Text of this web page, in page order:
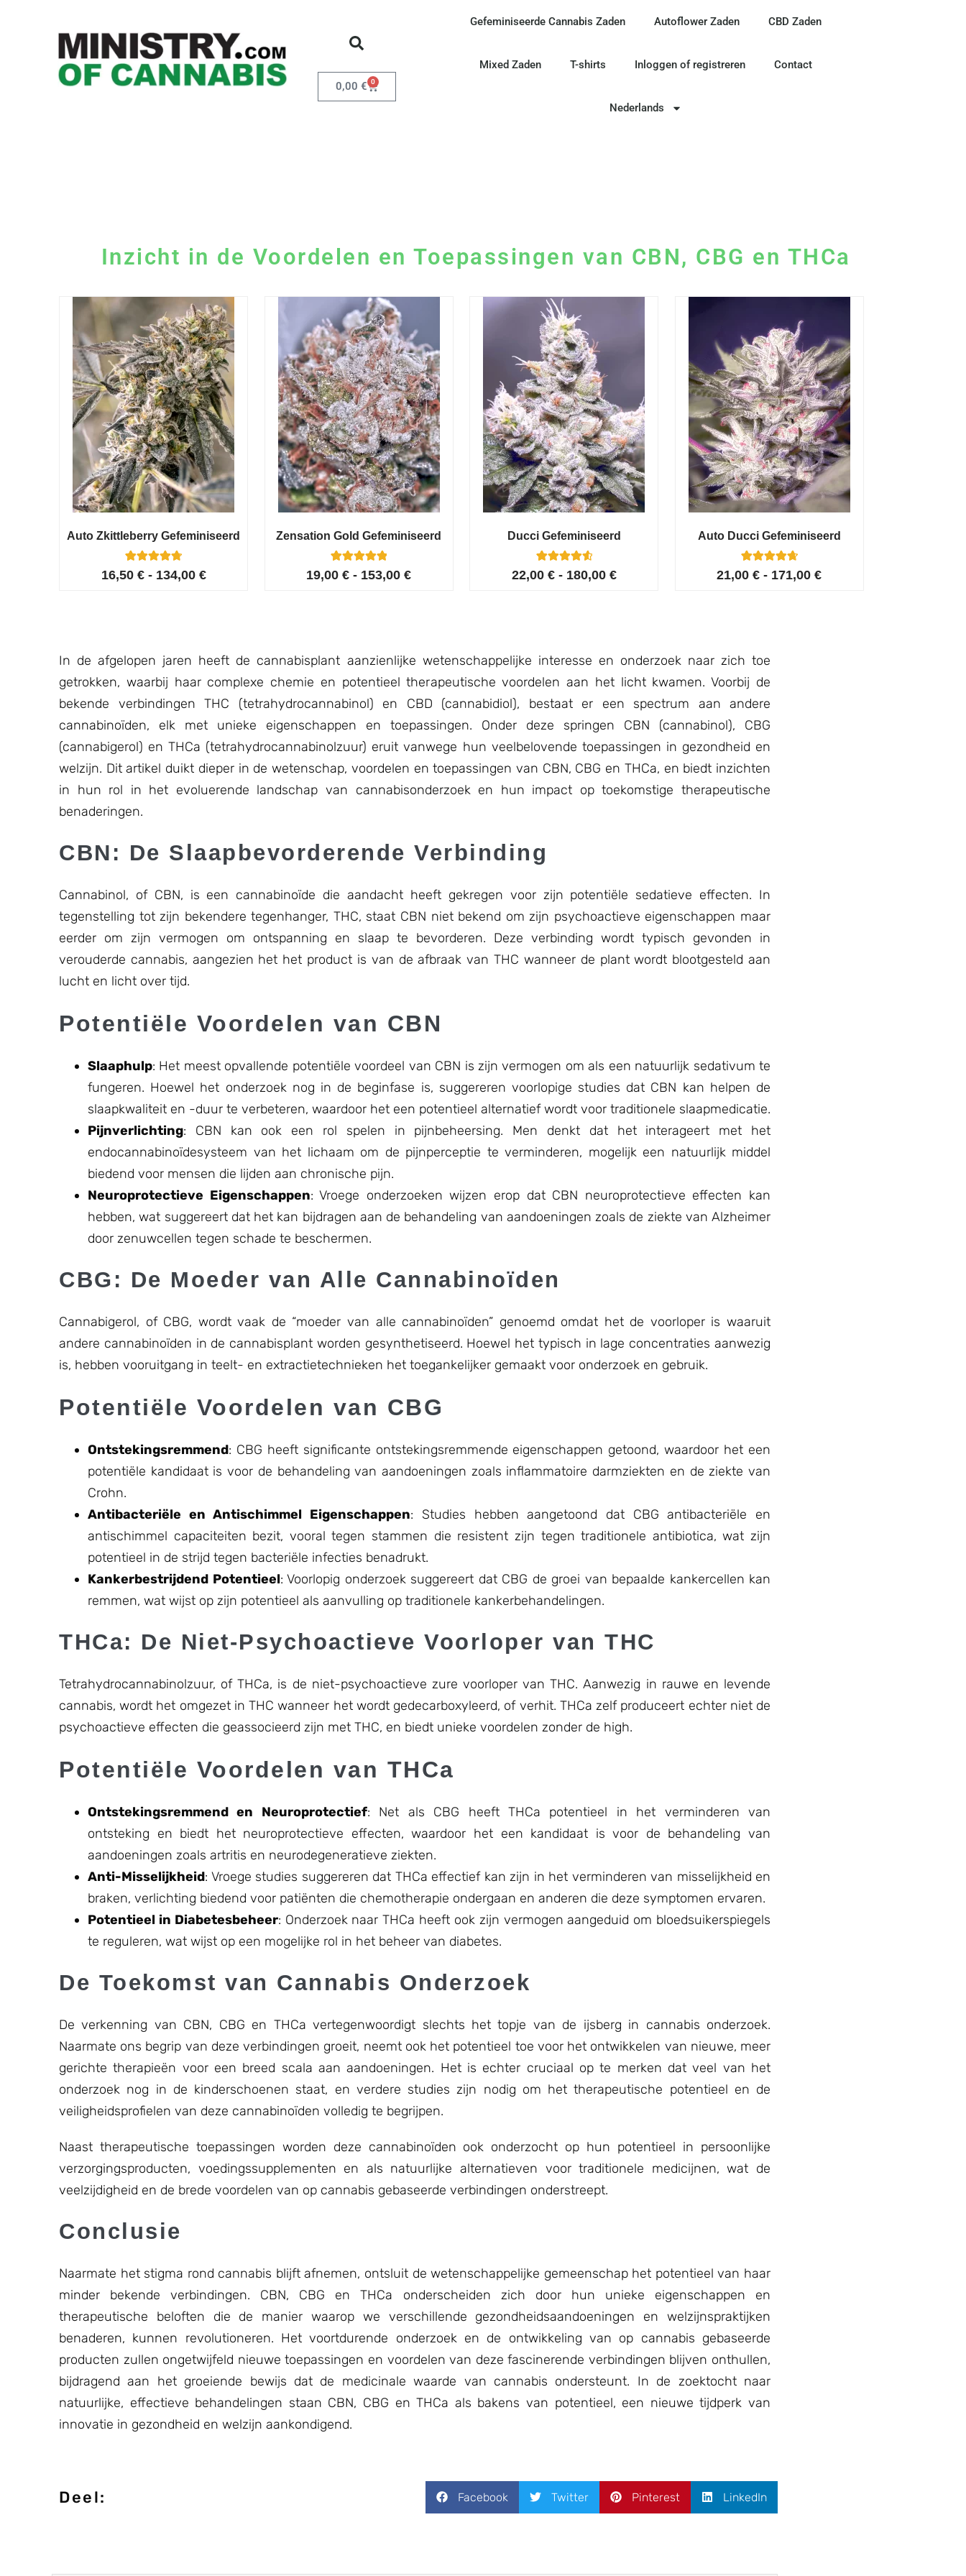
0,00 € 0
Gefeminiseerde Cannabis Zaden Autoflower Zaden CBD Zaden
Mixed Zaden T-shirts Inloggen of registreren Contact
Nederlands
Inzicht in de Voordelen en Toepassingen van CBN, CBG en THCa
Auto Zkittleberry Gefeminiseerd
Gewaardeerd
4.80
5
16,50 € - 134,00 €
Zensation Gold Gefeminiseerd
Gewaardeerd
5.00
6
19,00€ - 153,00€
Ducci Gefeminiseerd
Gewaardeer
6
22,00 € - 180,00 €
Auto Ducci Gefeminiseerd
Gewaardeerd
4.75
4
21,00€ - 171,00€
In de afgelopen jaren heeft de cannabisplant aanzienlijke wetenschappelijke interesse en onderzoek naar zich toe
getrokken, waarbij haar complexe chemie en potentieel therapeutische voordelen aan het licht kwamen. Voorbij de
bekende verbindingen THC (tetrahydrocannabinol) en CBD (cannabidiol), bestaat er een spectrum aan andere
cannabinoïden, elk met unieke eigenschappen en toepassingen. Onder deze springen CBN (cannabinol), CBG
(cannabigerol) en THCa (tetrahydrocannabinolzuur) eruit vanwege hun veelbelovende toepassingen in gezondheid en
welzijn. Dit artikel duikt dieper in de wetenschap, voordelen en toepassingen van CBN, CBG en THCa, en biedt inzichten
in hun rol in het evoluerende landschap van cannabisonderzoek en hun impact op toekomstige therapeutische
benaderingen.
CBN: De Slaapbevorderende Verbinding
Cannabinol, of CBN, is een cannabinoïde die aandacht heeft gekregen voor zijn potentiële sedatieve effecten. In
tegenstelling tot zijn bekendere tegenhanger, THC, staat CBN niet bekend om zijn psychoactieve eigenschappen maar
eerder om zijn vermogen om ontspanning en slaap te bevorderen. Deze verbinding wordt typisch gevonden in
verouderde cannabis, aangezien het het product is van de afbraak van THC wanneer de plant wordt blootgesteld aan
lucht en licht over tijd.
Potentiële Voordelen van CBN
Slaaphulp: Het meest opvallende potentiële voordeel van CBN is zijn vermogen om als een natuurlijk sedativum te
fungeren. Hoewel het onderzoek nog in de beginfase is, suggereren voorlopige studies dat CBN kan helpen de
slaapkwaliteit en -duur te verbeteren, waardoor het een potentieel alternatief wordt voor traditionele slaapmedicatie.
Pijnverlichting: CBN kan ook een rol spelen in pijnbeheersing. Men denkt dat het interageert met het
endocannabinoïdesysteem van het lichaam om de pijnperceptie te verminderen, mogelijk een natuurlijk middel
biedend voor mensen die lijden aan chronische pijn.
Neuroprotectieve Eigenschappen: Vroege onderzoeken wijzen erop dat CBN neuroprotectieve effecten kan
hebben, wat suggereert dat het kan bijdragen aan de behandeling van aandoeningen zoals de ziekte van Alzheimer
door zenuwcellen tegen schade te beschermen.
CBG: De Moeder van Alle Cannabinoïden
Cannabigerol, of CBG, wordt vaak de “moeder van alle cannabinoïden” genoemd omdat het de voorloper is waaruit
andere cannabinoïden in de cannabisplant worden gesynthetiseerd. Hoewel het typisch in lage concentraties aanwezig
is, hebben vooruitgang in teelt- en extractietechnieken het toegankelijker gemaakt voor onderzoek en gebruik.
Potentiële Voordelen van CBG
Ontstekingsremmend: CBG heeft significante ontstekingsremmende eigenschappen getoond, waardoor het een
potentiële kandidaat is voor de behandeling van aandoeningen zoals inflammatoire darmziekten en de ziekte van
Crohn.
Antibacteriële en Antischimmel Eigenschappen: Studies hebben aangetoond dat CBG antibacteriële en
antischimmel capaciteiten bezit, vooral tegen stammen die resistent zijn tegen traditionele antibiotica, wat zijn
potentieel in de strijd tegen bacteriële infecties benadrukt.
Kankerbestrijdend Potentieel: Voorlopig onderzoek suggereert dat CBG de groei van bepaalde kankercellen kan
remmen, wat wijst op zijn potentieel als aanvulling op traditionele kankerbehandelingen.
THCa: De Niet-Psychoactieve Voorloper van THC
Tetrahydrocannabinolzuur, of THCa, is de niet-psychoactieve zure voorloper van THC. Aanwezig in rauwe en levende
cannabis, wordt het omgezet in THC wanneer het wordt gedecarboxyleerd, of verhit. THCa zelf produceert echter niet de
psychoactieve effecten die geassocieerd zijn met THC, en biedt unieke voordelen zonder de high.
Potentiële Voordelen van THCa
Ontstekingsremmend en Neuroprotectief: Net als CBG heeft THCa potentieel in het verminderen van
ontsteking en biedt het neuroprotectieve effecten, waardoor het een kandidaat is voor de behandeling van
aandoeningen zoals artritis en neurodegeneratieve ziekten.
Anti-Misselijkheid: Vroege studies suggereren dat THCa effectief kan zijn in het verminderen van misselijkheid en
braken, verlichting biedend voor patiënten die chemotherapie ondergaan en anderen die deze symptomen ervaren.
Potentieel in Diabetesbeheer: Onderzoek naar THCa heeft ook zijn vermogen aangeduid om bloedsuikerspiegels
te reguleren, wat wijst op een mogelijke rol in het beheer van diabetes.
De Toekomst van Cannabis Onderzoek
De verkenning van CBN, CBG en THCa vertegenwoordigt slechts het topje van de ijsberg in cannabis onderzoek.
Naarmate ons begrip van deze verbindingen groeit, neemt ook het potentieel toe voor het ontwikkelen van nieuwe, meer
gerichte therapieën voor een breed scala aan aandoeningen. Het is echter cruciaal op te merken dat veel van het
onderzoek nog in de kinderschoenen staat, en verdere studies zijn nodig om het therapeutische potentieel en de
veiligheidsprofielen van deze cannabinoïden volledig te begrijpen.
Naast therapeutische toepassingen worden deze cannabinoïden ook onderzocht op hun potentieel in persoonlijke
verzorgingsproducten, voedingssupplementen en als natuurlijke alternatieven voor traditionele medicijnen, wat de
veelzijdigheid en de brede voordelen van op cannabis gebaseerde verbindingen onderstreept.
Conclusie
Naarmate het stigma rond cannabis blijft afnemen, ontsluit de wetenschappelijke gemeenschap het potentieel van haar
minder bekende verbindingen. CBN, CBG en THCa onderscheiden zich door hun unieke eigenschappen en
therapeutische beloften die de manier waarop we verschillende gezondheidsaandoeningen en welzijnspraktijken
benaderen, kunnen revolutioneren. Het voortdurende onderzoek en de ontwikkeling van op cannabis gebaseerde
producten zullen ongetwijfeld nieuwe toepassingen en voordelen van deze fascinerende verbindingen blijven onthullen,
bijdragend aan het groeiende bewijs dat de medicinale waarde van cannabis ondersteunt. In de zoektocht naar
natuurlijke, effectieve behandelingen staan CBN, CBG en THCa als bakens van potentieel, een nieuwe tijdperk van
innovatie in gezondheid en welzijn aankondigend.
Deel: Facebook Twitter Pinterest LinkedIn